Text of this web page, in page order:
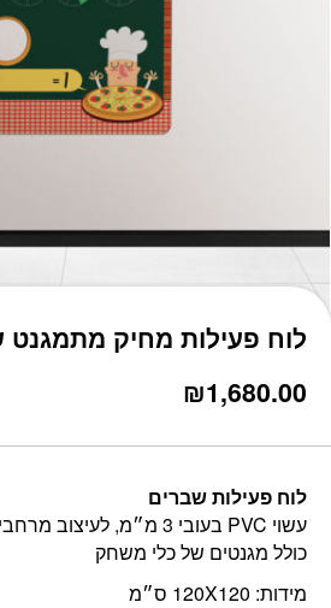
לוח פעילות מחיק מתמגנט
₪1,680.00
לוח פעילות שברים
עשוי PVC בעובי 3 מ״מ, לעיצוב מרחבי למידה
כולל מגנטים של כלי משחק
מידות: 120X120 ס״מ
כמות לוח פעילות מחיק מתמגנט שברים